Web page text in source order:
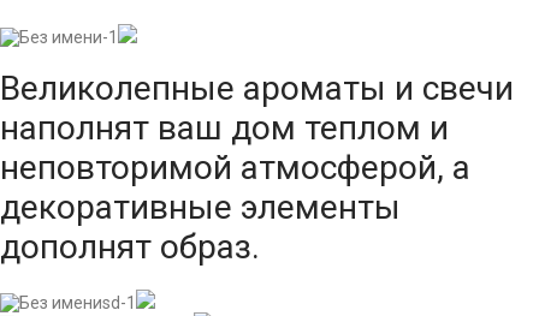
Великолепные ароматы и свечи
наполнят ваш дом теплом и
неповторимой атмосферой, а
декоративные элементы
дополнят образ.